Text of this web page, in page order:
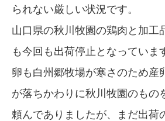
られない厳しい状況です。
山口県の秋川牧園の鶏肉と加工
も今回も出荷停止となっていま
卵も白州郷牧場が寒さのため産
が落ちかわりに秋川牧園のもの
頼んでありましたが、まだ出荷